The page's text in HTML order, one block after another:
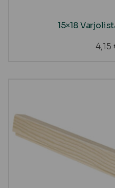
15×18
4,15